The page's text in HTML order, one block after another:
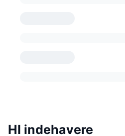
HI indehavere